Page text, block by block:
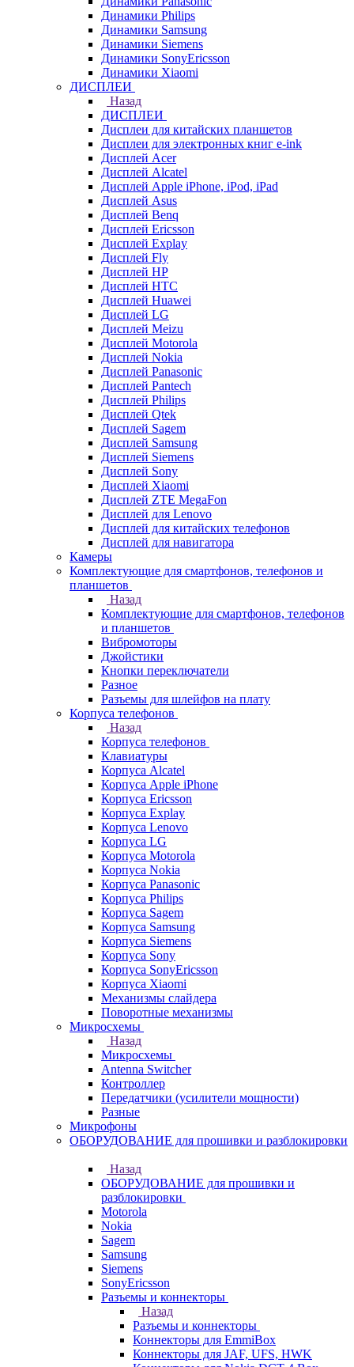
Динамики Philips
Динамики Samsung
Динамики Siemens
Динамики SonyEricsson
Динамики Xiaomi
ДИСПЛЕИ
Назад
ДИСПЛЕИ
Дисплеи для китайских планшетов
Дисплеи для электронных книг e-ink
Дисплей Acer
Дисплей Alcatel
Дисплей Apple iPhone, iPod, iPad
Дисплей Asus
Дисплей Benq
Дисплей Ericsson
Дисплей Explay
Дисплей Fly
Дисплей HP
Дисплей HTC
Дисплей Huawei
Дисплей LG
Дисплей Meizu
Дисплей Motorola
Дисплей Nokia
Дисплей Panasonic
Дисплей Pantech
Дисплей Philips
Дисплей Qtek
Дисплей Sagem
Дисплей Samsung
Дисплей Siemens
Дисплей Sony
Дисплей Xiaomi
Дисплей ZTE MegaFon
Дисплей для Lenovo
Дисплей для китайских телефонов
Дисплей для навигатора
Камеры
Комплектующие для смартфонов, телефонов и
планшетов
Назад
Комплектующие для смартфонов, телефонов
и планшетов
Вибромоторы
Джойстики
Кнопки переключатели
Разное
Разъемы для шлейфов на плату
Корпуса телефонов
Назад
Корпуса телефонов
Клавиатуры
Корпуса Alcatel
Корпуса Apple iPhone
Корпуса Ericsson
Корпуса Explay
Корпуса Lenovo
Корпуса LG
Корпуса Motorola
Корпуса Nokia
Корпуса Panasonic
Корпуса Philips
Корпуса Sagem
Корпуса Samsung
Корпуса Siemens
Корпуса Sony
Корпуса SonyEricsson
Корпуса Xiaomi
Механизмы слайдера
Поворотные механизмы
Микросхемы
Назад
Микросхемы
Antenna Switcher
Контроллер
Передатчики (усилители мощности)
Разные
Микрофоны
ОБОРУДОВАНИЕ для прошивки и разблокировки
Назад
ОБОРУДОВАНИЕ для прошивки и
разблокировки
Motorola
Nokia
Sagem
Samsung
Siemens
SonyEricsson
Разъемы и коннекторы
Назад
Разъемы и коннекторы
Коннекторы для EmmiBox
Коннекторы для JAF, UFS, HWK